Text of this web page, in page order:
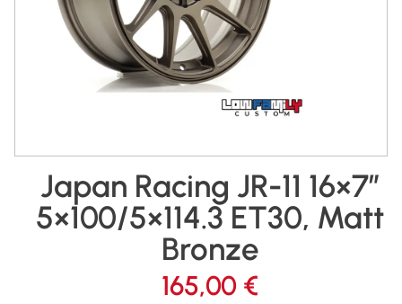
Japan Racing JR-11 16×7″
5×100/5×114.3 ET30, Matt
Bronze
165,00 €